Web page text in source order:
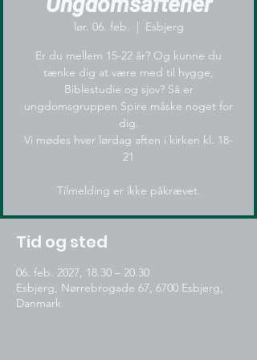
lør. 06. feb.
  |
Esbjerg
Er du mellem 15-22 år? Og kunne du
tænke dig at være med til hygge,
Biblestudie og sjov? Så er
ungdomsgruppen Spire måske noget for
dig.
Vi mødes hver lørdag aften i kirken kl. 18-
21
Tilmelding er ikke påkrævet.
Tid og sted
06. feb. 2027, 18.30 – 20.30
Esbjerg, Nørrebrogade 67, 6700 Esbjerg,
Danmark